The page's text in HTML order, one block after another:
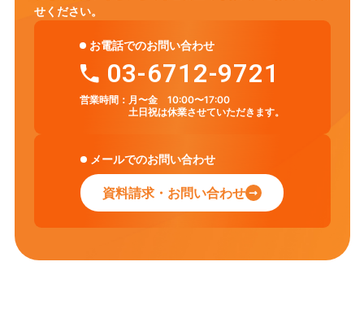
せください。
お電話でのお問い合わせ
03-6712-9721
営業時間： 月〜金 10:00〜17:00
土日祝は休業させていただきます。
メールでのお問い合わせ
資料請求・お問い合わせ